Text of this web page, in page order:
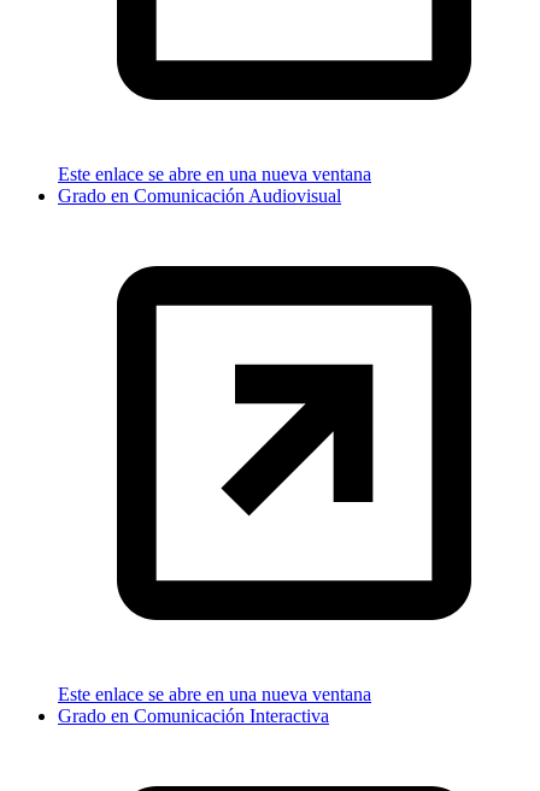
Este enlace se abre en una nueva ventana
Grado en Comunicación Audiovisual
Este enlace se abre en una nueva ventana
Grado en Comunicación Interactiva